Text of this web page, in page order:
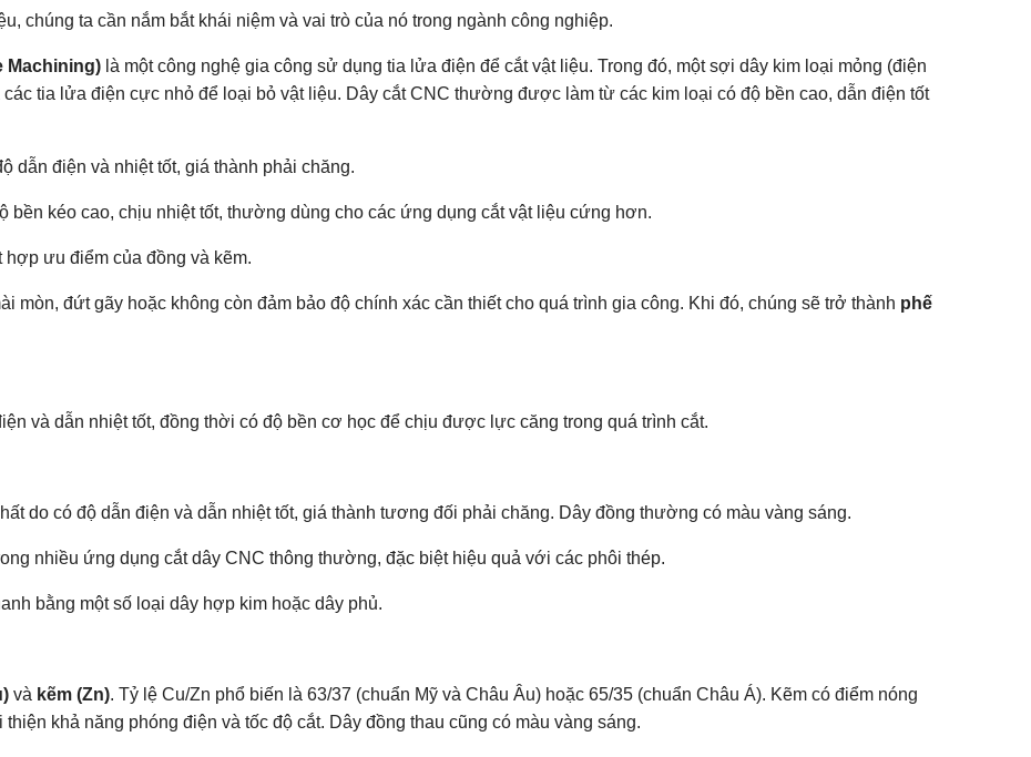
chúng ta cần nắm bắt khái niệm và vai trò của nó trong ngành công nghiệp.
Machining) là một công nghệ gia công sử dụng tia lửa điện để cắt vật liệu. Trong đó, một sợi dây kim loại mỏng (điện
tia lửa điện cực nhỏ để loại bỏ vật liệu. Dây cắt CNC thường được làm từ các kim loại có độ bền cao, dẫn điện tốt
dẫn điện và nhiệt tốt, giá thành phải chăng.
bền kéo cao, chịu nhiệt tốt, thường dùng cho các ứng dụng cắt vật liệu cứng hơn.
hợp ưu điểm của đồng và kẽm.
mòn, đứt gãy hoặc không còn đảm bảo độ chính xác cần thiết cho quá trình gia công. Khi đó, chúng sẽ trở thành phế
và dẫn nhiệt tốt, đồng thời có độ bền cơ học để chịu được lực căng trong quá trình cắt.
do có độ dẫn điện và dẫn nhiệt tốt, giá thành tương đối phải chăng. Dây đồng thường có màu vàng sáng.
nhiều ứng dụng cắt dây CNC thông thường, đặc biệt hiệu quả với các phôi thép.
bằng một số loại dây hợp kim hoặc dây phủ.
và kẽm (Zn). Tỷ lệ Cu/Zn phổ biến là 63/37 (chuẩn Mỹ và Châu Âu) hoặc 65/35 (chuẩn Châu Á). Kẽm có điểm nóng
khả năng phóng điện và tốc độ cắt. Dây đồng thau cũng có màu vàng sáng.